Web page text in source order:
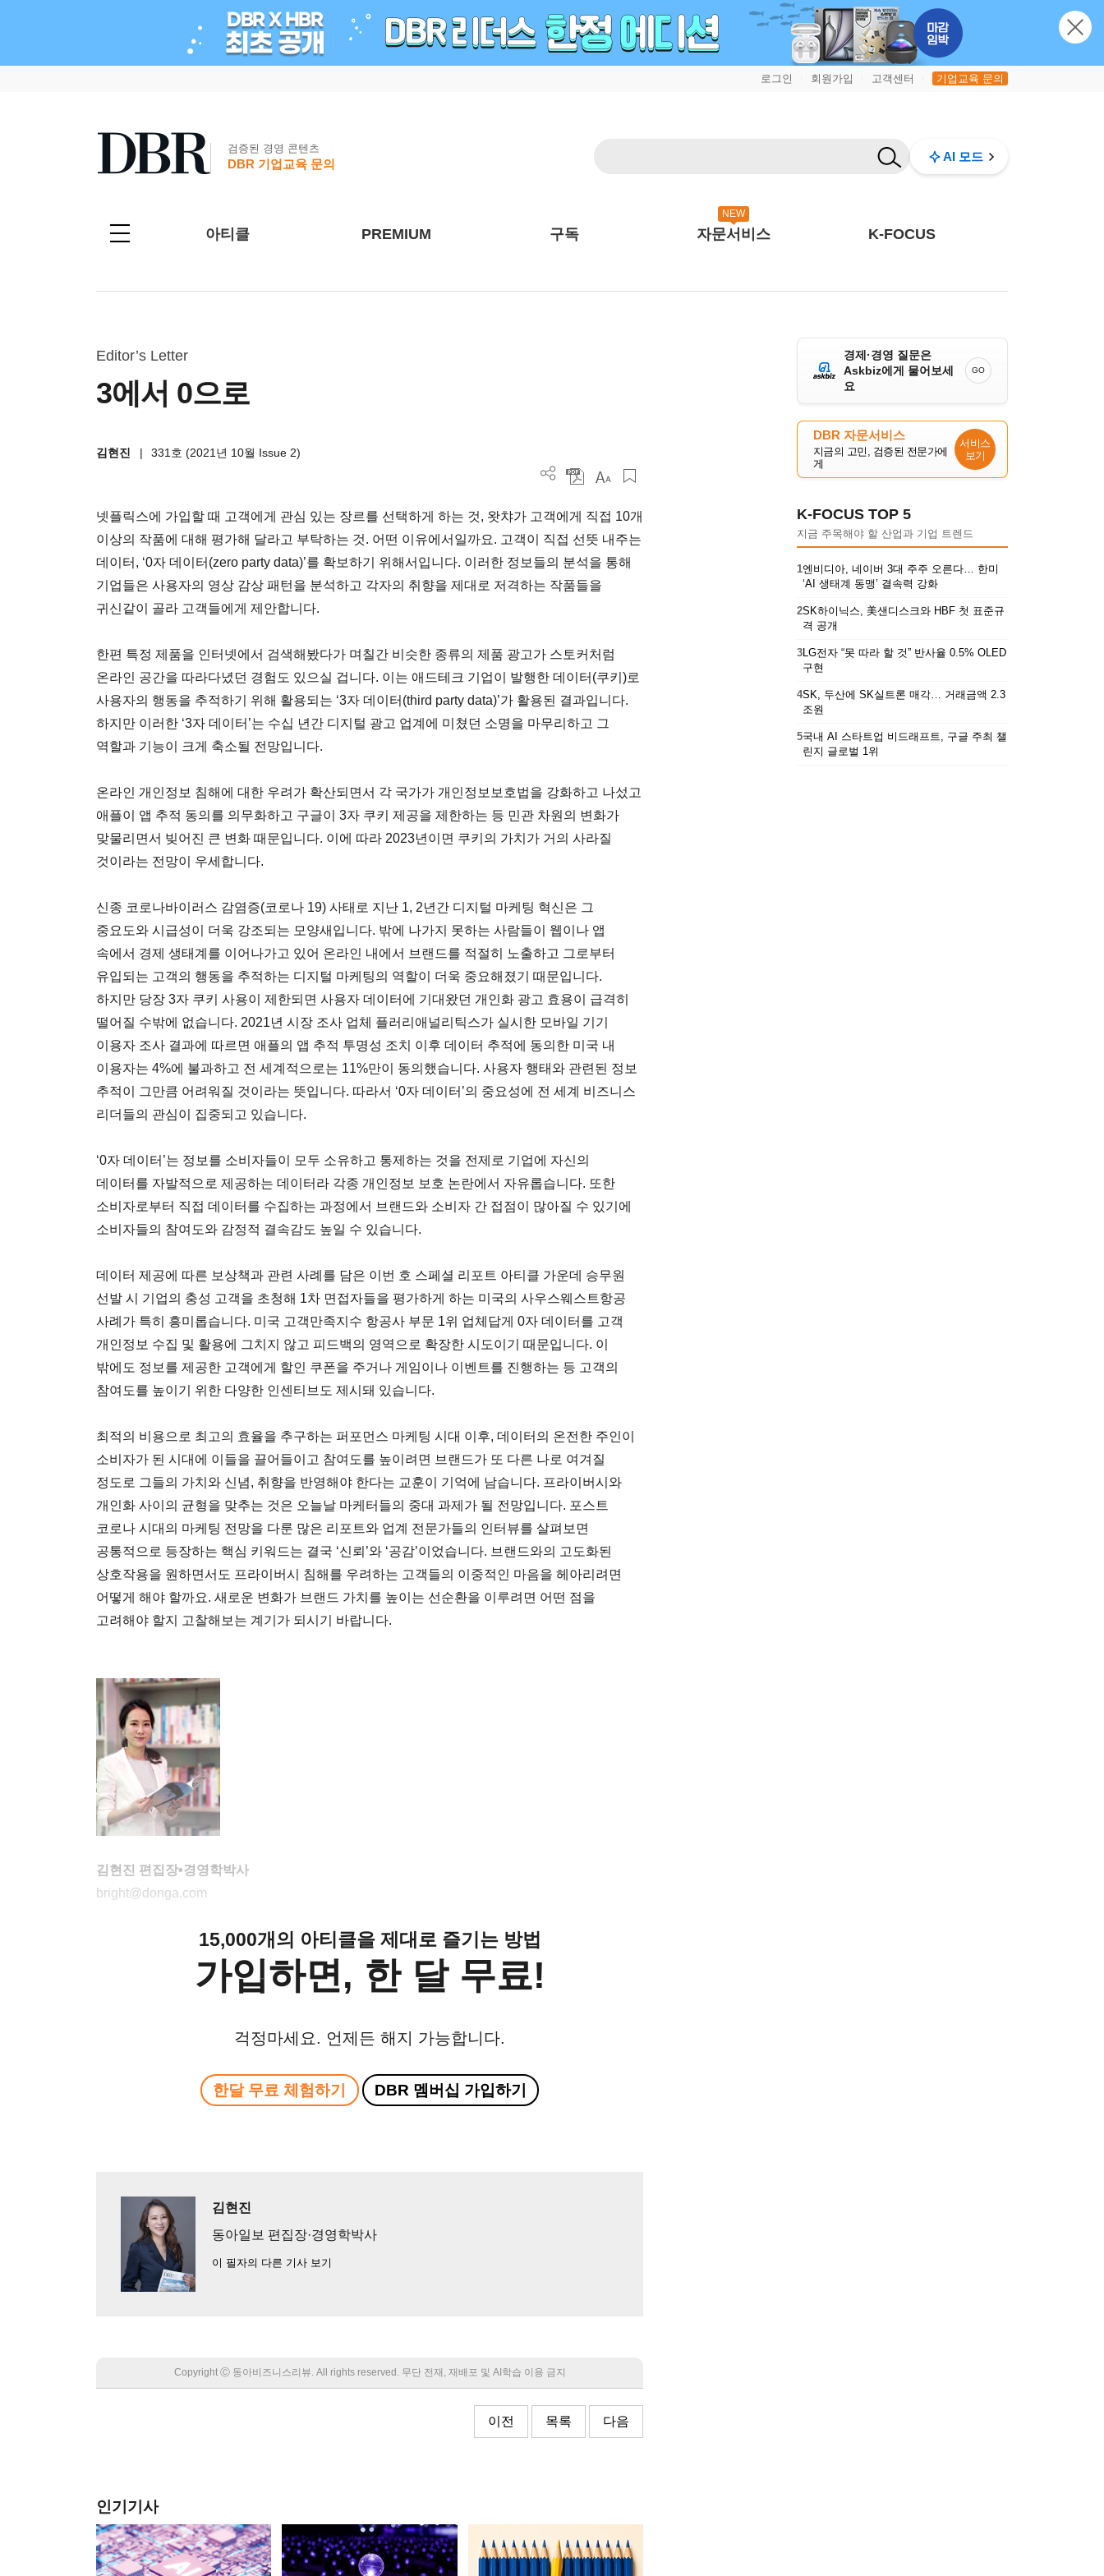
로그인 회원가입 고객센터 기업교육 문의
검증된 경영 콘텐츠
DBR 기업교육 문의
AI 모드
아티클 PREMIUM 구독
NEW
자문서비스 K-FOCUS
Editor’s Letter
3에서 0으로
김현진 | 331호 (2021년 10월 Issue 2)
넷플릭스에 가입할 때 고객에게 관심 있는 장르를 선택하게 하는 것, 왓챠가 고객에게 직접 10개
이상의 작품에 대해 평가해 달라고 부탁하는 것. 어떤 이유에서일까요. 고객이 직접 선뜻 내주는
데이터, ‘0자 데이터(zero party data)’를 확보하기 위해서입니다. 이러한 정보들의 분석을 통해
기업들은 사용자의 영상 감상 패턴을 분석하고 각자의 취향을 제대로 저격하는 작품들을
귀신같이 골라 고객들에게 제안합니다.
한편 특정 제품을 인터넷에서 검색해봤다가 며칠간 비슷한 종류의 제품 광고가 스토커처럼
온라인 공간을 따라다녔던 경험도 있으실 겁니다. 이는 애드테크 기업이 발행한 데이터(쿠키)로
사용자의 행동을 추적하기 위해 활용되는 ‘3자 데이터(third party data)’가 활용된 결과입니다.
하지만 이러한 ‘3자 데이터’는 수십 년간 디지털 광고 업계에 미쳤던 소명을 마무리하고 그
역할과 기능이 크게 축소될 전망입니다.
온라인 개인정보 침해에 대한 우려가 확산되면서 각 국가가 개인정보보호법을 강화하고 나섰고
애플이 앱 추적 동의를 의무화하고 구글이 3자 쿠키 제공을 제한하는 등 민관 차원의 변화가
맞물리면서 빚어진 큰 변화 때문입니다. 이에 따라 2023년이면 쿠키의 가치가 거의 사라질
것이라는 전망이 우세합니다.
신종 코로나바이러스 감염증(코로나 19) 사태로 지난 1, 2년간 디지털 마케팅 혁신은 그
중요도와 시급성이 더욱 강조되는 모양새입니다. 밖에 나가지 못하는 사람들이 웹이나 앱
속에서 경제 생태계를 이어나가고 있어 온라인 내에서 브랜드를 적절히 노출하고 그로부터
유입되는 고객의 행동을 추적하는 디지털 마케팅의 역할이 더욱 중요해졌기 때문입니다.
하지만 당장 3자 쿠키 사용이 제한되면 사용자 데이터에 기대왔던 개인화 광고 효용이 급격히
떨어질 수밖에 없습니다. 2021년 시장 조사 업체 플러리애널리틱스가 실시한 모바일 기기
이용자 조사 결과에 따르면 애플의 앱 추적 투명성 조치 이후 데이터 추적에 동의한 미국 내
이용자는 4%에 불과하고 전 세계적으로는 11%만이 동의했습니다. 사용자 행태와 관련된 정보
추적이 그만큼 어려워질 것이라는 뜻입니다. 따라서 ‘0자 데이터’의 중요성에 전 세계 비즈니스
리더들의 관심이 집중되고 있습니다.
‘0자 데이터’는 정보를 소비자들이 모두 소유하고 통제하는 것을 전제로 기업에 자신의
데이터를 자발적으로 제공하는 데이터라 각종 개인정보 보호 논란에서 자유롭습니다. 또한
소비자로부터 직접 데이터를 수집하는 과정에서 브랜드와 소비자 간 접점이 많아질 수 있기에
소비자들의 참여도와 감정적 결속감도 높일 수 있습니다.
데이터 제공에 따른 보상책과 관련 사례를 담은 이번 호 스페셜 리포트 아티클 가운데 승무원
선발 시 기업의 충성 고객을 초청해 1차 면접자들을 평가하게 하는 미국의 사우스웨스트항공
사례가 특히 흥미롭습니다. 미국 고객만족지수 항공사 부문 1위 업체답게 0자 데이터를 고객
개인정보 수집 및 활용에 그치지 않고 피드백의 영역으로 확장한 시도이기 때문입니다. 이
밖에도 정보를 제공한 고객에게 할인 쿠폰을 주거나 게임이나 이벤트를 진행하는 등 고객의
참여도를 높이기 위한 다양한 인센티브도 제시돼 있습니다.
최적의 비용으로 최고의 효율을 추구하는 퍼포먼스 마케팅 시대 이후, 데이터의 온전한 주인이
소비자가 된 시대에 이들을 끌어들이고 참여도를 높이려면 브랜드가 또 다른 나로 여겨질
정도로 그들의 가치와 신념, 취향을 반영해야 한다는 교훈이 기억에 남습니다. 프라이버시와
개인화 사이의 균형을 맞추는 것은 오늘날 마케터들의 중대 과제가 될 전망입니다. 포스트
코로나 시대의 마케팅 전망을 다룬 많은 리포트와 업계 전문가들의 인터뷰를 살펴보면
공통적으로 등장하는 핵심 키워드는 결국 ‘신뢰’와 ‘공감’이었습니다. 브랜드와의 고도화된
상호작용을 원하면서도 프라이버시 침해를 우려하는 고객들의 이중적인 마음을 헤아리려면
어떻게 해야 할까요. 새로운 변화가 브랜드 가치를 높이는 선순환을 이루려면 어떤 점을
고려해야 할지 고찰해보는 계기가 되시기 바랍니다.
김현진 편집장•경영학박사
bright@donga.com
15,000개의 아티클을 제대로 즐기는 방법
가입하면, 한 달 무료!
걱정마세요. 언제든 해지 가능합니다.
한달 무료 체험하기 DBR 멤버십 가입하기
김현진
동아일보 편집장·경영학박사
이 필자의 다른 기사 보기
Copyright Ⓒ 동아비즈니스리뷰. All rights reserved. 무단 전재, 재배포 및 AI학습 이용 금지
이전 목록 다음
인기기사
경제·경영 질문은
Askbiz에게 물어보세
요
GO
DBR 자문서비스
지금의 고민, 검증된 전문가에
게
서비스
보기
K-FOCUS TOP 5
지금 주목해야 할 산업과 기업 트렌드
1엔비디아, 네이버 3대 주주 오른다… 한미
‘AI 생태계 동맹’ 결속력 강화
2SK하이닉스, 美샌디스크와 HBF 첫 표준규
격 공개
3LG전자 “못 따라 할 것” 반사율 0.5% OLED
구현
4SK, 두산에 SK실트론 매각… 거래금액 2.3
조원
5국내 AI 스타트업 비드래프트, 구글 주최 챌
린지 글로벌 1위